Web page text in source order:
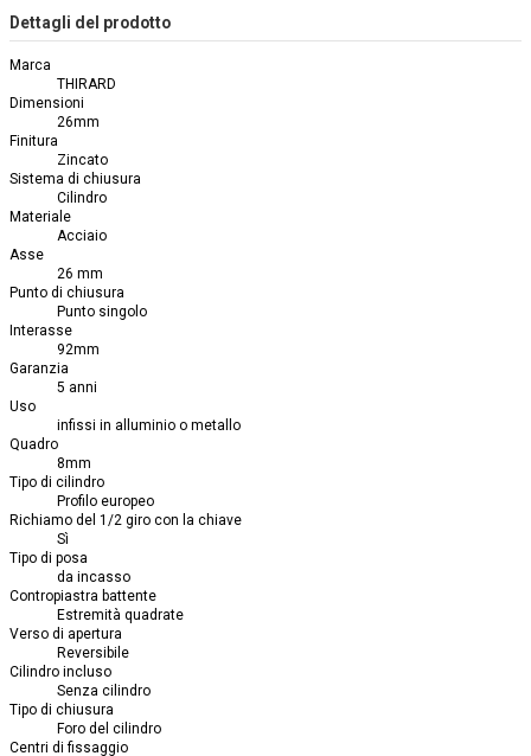
Dettagli del prodotto
Marca
THIRARD
Dimensioni
26mm
Finitura
Zincato
Sistema di chiusura
Cilindro
Materiale
Acciaio
Asse
26 mm
Punto di chiusura
Punto singolo
Interasse
92mm
Garanzia
5 anni
Uso
infissi in alluminio o metallo
Quadro
8mm
Tipo di cilindro
Profilo europeo
Richiamo del 1/2 giro con la chiave
Sì
Tipo di posa
da incasso
Contropiastra battente
Estremità quadrate
Verso di apertura
Reversibile
Cilindro incluso
Senza cilindro
Tipo di chiusura
Foro del cilindro
Centri di fissaggio